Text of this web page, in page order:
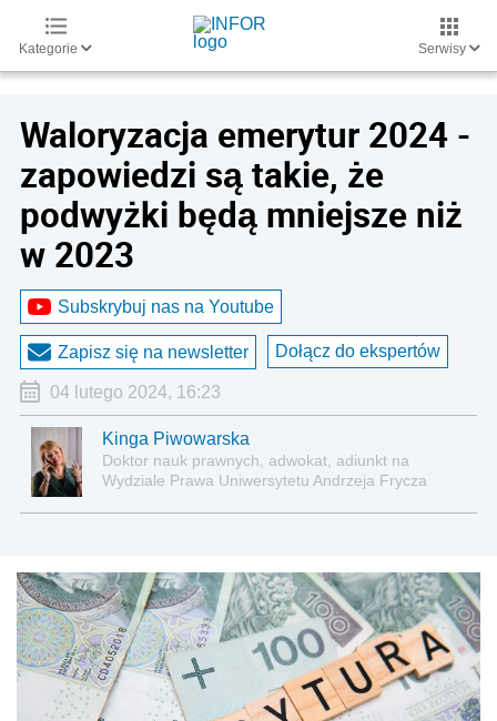
Kategorie Serwisy
Waloryzacja emerytur 2024 -
zapowiedzi są takie, że
podwyżki będą mniejsze niż
w 2023
Subskrybuj nas na Youtube
Zapisz się na newsletter Dołącz do ekspertów
04 lutego 2024, 16:23
Kinga Piwowarska
Doktor nauk prawnych, adwokat, adiunkt na
Wydziale Prawa Uniwersytetu Andrzeja Frycza
administracyjnoprawnych aspektach związanych z
pracą i pomocą socjalną.